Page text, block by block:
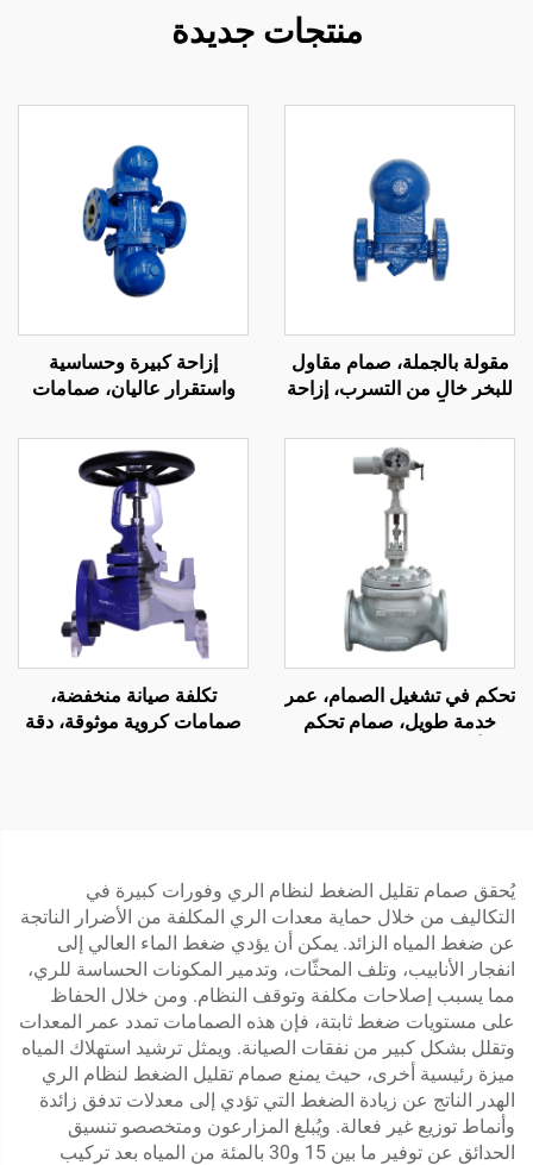
منتجات جديدة
مقولة بالجملة، صمام مقاول
للبخر خالٍ من التسرب، إزاحة
طفو كروي
إزاحة كبيرة وحساسية
واستقرار عاليان، صمامات
الطفو الكروي للبيئات ذات
الشوائب العالية في المياه
العادمة
تحكم في تشغيل الصمام، عمر
خدمة طويل، صمام تحكم
تكلفة صيانة منخفضة،
صمامات كروية موثوقة، دقة
يُحقق صمام تقليل الضغط لنظام الري وفورات كبيرة في
التكاليف من خلال حماية معدات الري المكلفة من الأضرار الناتجة
عن ضغط المياه الزائد. يمكن أن يؤدي ضغط الماء العالي إلى
انفجار الأنابيب، وتلف المحثّات، وتدمير المكونات الحساسة للري،
مما يسبب إصلاحات مكلفة وتوقف النظام. ومن خلال الحفاظ
على مستويات ضغط ثابتة، فإن هذه الصمامات تمدد عمر المعدات
وتقلل بشكل كبير من نفقات الصيانة. ويمثل ترشيد استهلاك المياه
ميزة رئيسية أخرى، حيث يمنع صمام تقليل الضغط لنظام الري
الهدر الناتج عن زيادة الضغط التي تؤدي إلى معدلات تدفق زائدة
وأنماط توزيع غير فعالة. ويُبلغ المزارعون ومتخصصو تنسيق
الحدائق عن توفير ما بين 15 و30 بالمئة من المياه بعد تركيب